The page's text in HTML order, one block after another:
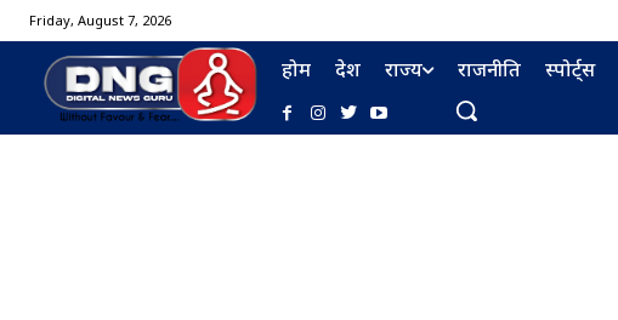
Friday, August 7, 2026
होम देश राज्य राजनीति स्पोर्ट्स